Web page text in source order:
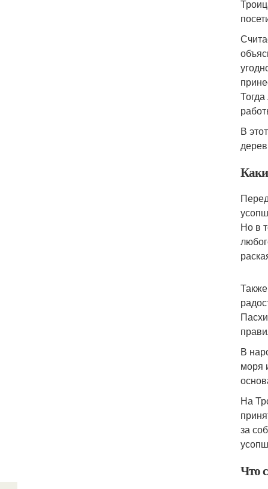
В
Но в
В
моря
На
за
Что